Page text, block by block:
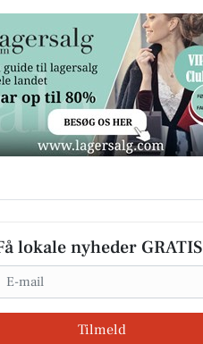
lokale nyheder GRATIS
Tilmeld